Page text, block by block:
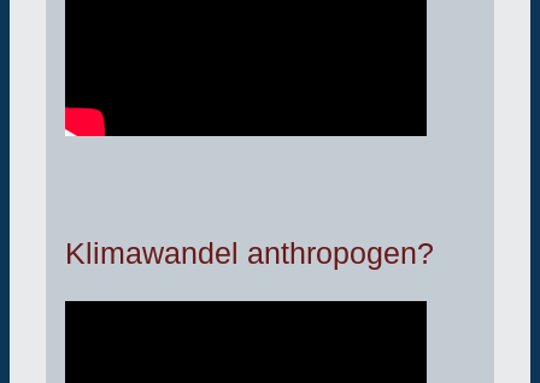
Klimawandel anthropogen?